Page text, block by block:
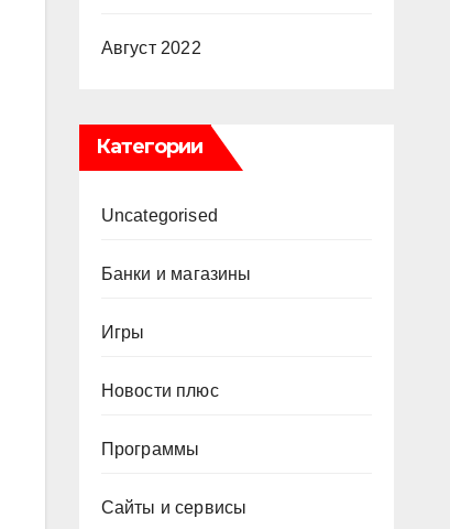
Август 2022
Категории
Uncategorised
Банки и магазины
Игры
Новости плюс
Программы
Сайты и сервисы